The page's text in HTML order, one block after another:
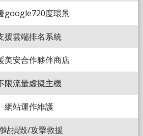
google720度環景
援雲端排名系統
美安合作夥伴商店
限流量虛擬主機
網站運作維護
站損毀/攻擊救援